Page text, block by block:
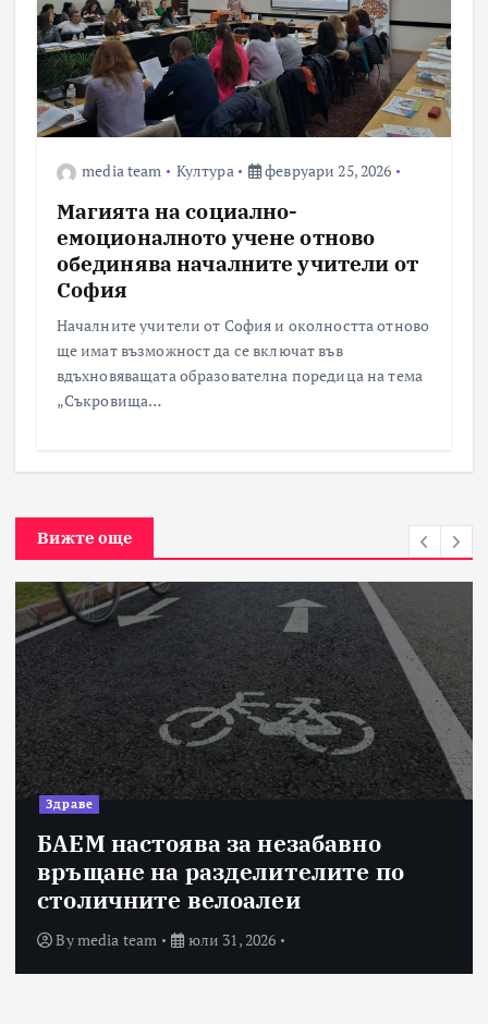
media team Култура февруари 25, 2026
Магията на социално-
емоционалното учене отново
обединява началните учители от
София
Началните учители от София и околността отново
ще имат възможност да се включат във
вдъхновяващата образователна поредица на тема
„Съкровища…
Вижте още
Здраве
БАЕМ настоява за незабавно
връщане на разделителите по
столичните велоалеи
Bymedia team юли 31, 2026